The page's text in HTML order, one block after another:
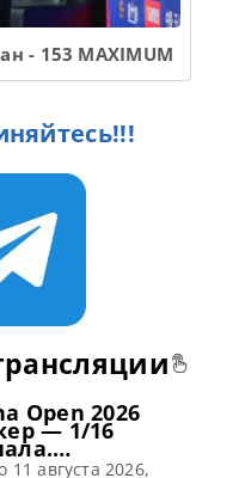
- 153 MAXIMUM
Open 2026
— 1/16
11 августа 2026,